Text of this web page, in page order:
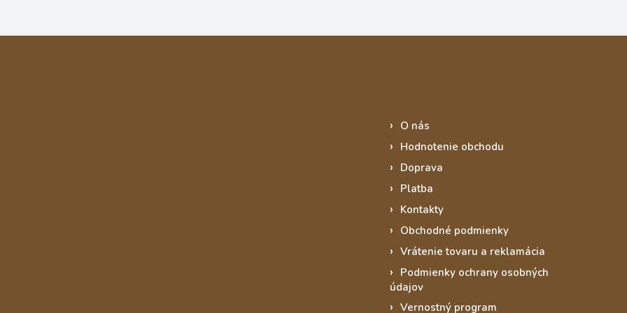
O nás
Hodnotenie obchodu
Doprava
Platba
Kontakty
Obchodné podmienky
Vrátenie tovaru a reklamácia
Podmienky ochrany osobných
údajov
Vernostný program